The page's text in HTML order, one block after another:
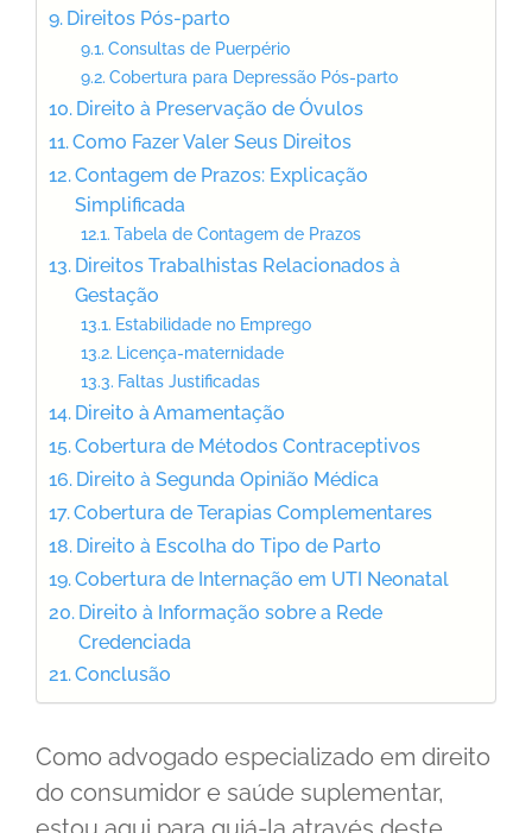
Direitos Pós-parto
Consultas de Puerpério
Cobertura para Depressão Pós-parto
Direito à Preservação de Óvulos
Como Fazer Valer Seus Direitos
Contagem de Prazos: Explicação
Simplificada
Tabela de Contagem de Prazos
Direitos Trabalhistas Relacionados à
Gestação
Estabilidade no Emprego
Licença-maternidade
Faltas Justificadas
Direito à Amamentação
Cobertura de Métodos Contraceptivos
Direito à Segunda Opinião Médica
Cobertura de Terapias Complementares
Direito à Escolha do Tipo de Parto
Cobertura de Internação em UTI Neonatal
Direito à Informação sobre a Rede
Credenciada
Conclusão
Como advogado especializado em direito
do consumidor e saúde suplementar,